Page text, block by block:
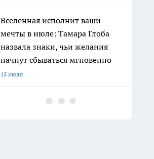
Вселенная исполнит ваши
мечты в июле: Тамара Глоба
назвала знаки, чьи желания
начнут сбываться мгновенно
15 июля